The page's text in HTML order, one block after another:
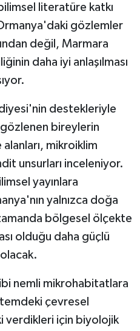
literatüre katkı
gözlemler
değil, Marmara
daha iyi anlaşılması
destekleriyle
bireylerin
mikroiklim
unsurları inceleniyor.
yayınlara
yalnızca doğa
bölgesel ölçekte
olduğu daha güçlü
nemli mikrohabitatlara
çevresel
verdikleri için biyolojik